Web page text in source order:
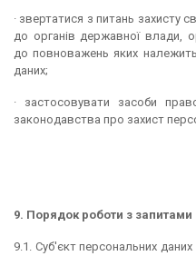
· звертатися з питань захисту
до органів державної влади,
до повноважень яких
даних;
· застосовувати засоби
законодавства про захист
9. Порядок роботи з запитами
9.1. Суб'єкт персональних